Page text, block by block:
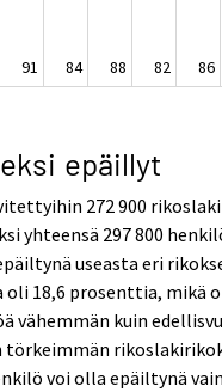
91 84 88 82 86
epäillyt
272 900
yhteensä 297 800
useasta eri
oli 18,6 prosenttia, mikä
vähemmän kuin
törkeimmän
voi olla epäiltynä